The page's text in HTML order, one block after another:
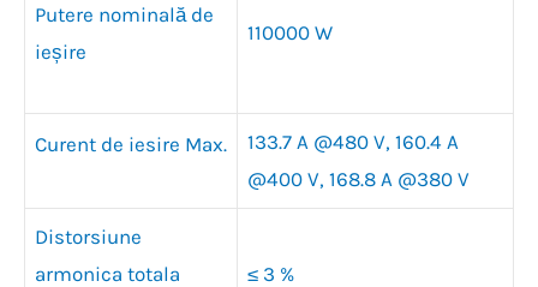
Putere nominală de
ieșire
110000 W
Curent de iesire Max.
133.7 A @480 V, 160.4 A
@400 V, 168.8 A @380 V
Distorsiune
armonica totala
≤ 3 %